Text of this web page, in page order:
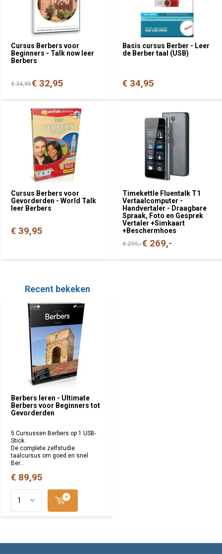
Cursus Berbers voor
Beginners - Talk now leer
Berbers
€ 34,95€ 32,95
Basis cursus Berber - Leer
de Berber taal (USB)
€ 34,95
Cursus Berbers voor
Gevorderden - World Talk
leer Berbers
€ 39,95
Timekettle Fluentalk T1
Vertaalcomputer -
Handvertaler - Draagbare
Spraak, Foto en Gesprek
Vertaler +Simkaart
+Beschermhoes
€ 299,-€ 269,-
Recent bekeken
Berbers leren - Ultimate
Berbers voor Beginners tot
Gevorderden
5 Cursussen Berbers op 1 USB-
Stick.
De complete zelfstudie
taalcursus om goed en snel
Ber...
€ 89,95